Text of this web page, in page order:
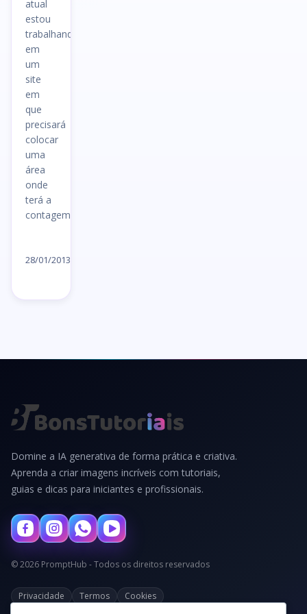
atual
estou
trabalhando
em
um
site
em
que
precisará
colocar
uma
área
onde
terá a
contagem regressiva para…
28/01/2013
Domine a IA generativa de forma prática e criativa.
Aprenda a criar imagens incríveis com tutoriais,
guias e dicas para iniciantes e profissionais.
© 2026 PromptHub - Todos os direitos reservados
Privacidade Termos Cookies